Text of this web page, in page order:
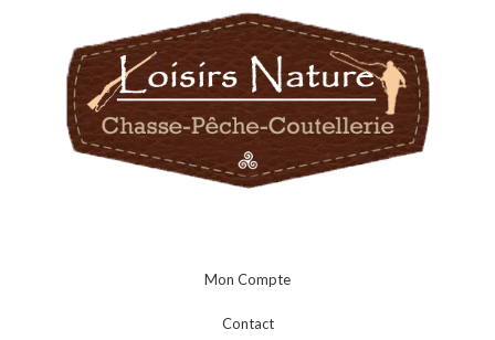
Mon Compte
Contact